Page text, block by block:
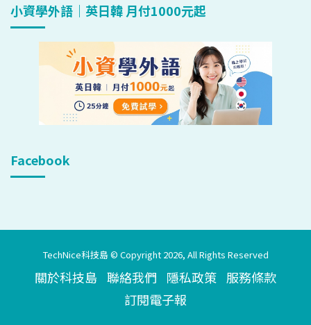
小資學外語｜英日韓 月付1000元起
Facebook
TechNice科技島 © Copyright 2026, All Rights Reserved
關於科技島 聯絡我們 隱私政策 服務條款
訂閱電子報